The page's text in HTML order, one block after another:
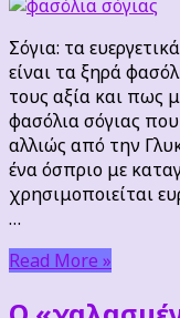
Σόγια: τα
είναι τα ξηρά
τους αξία και πως
φασόλια σόγιας
αλλιώς από την
ένα όσπριο με
χρησιμοποιείται
…
Read More »